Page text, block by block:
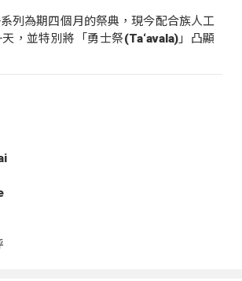
列為期四個月的祭典，現今配合族人工
，並特別將「勇士祭(Ta‘avala)」凸顯